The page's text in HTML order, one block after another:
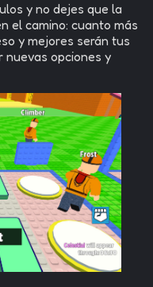
y no dejes que la
el camino: cuanto más
y mejores serán tus
nuevas opciones y